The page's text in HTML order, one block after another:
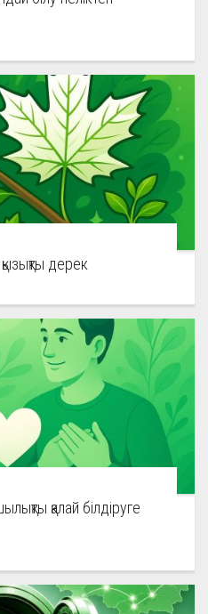
дерек
қалай білдіруге